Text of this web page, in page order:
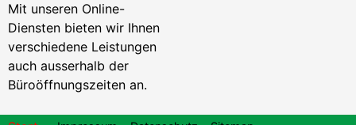
Mit unseren Online-
Diensten bieten wir Ihnen
verschiedene Leistungen
auch ausserhalb der
Büroöffnungszeiten an.